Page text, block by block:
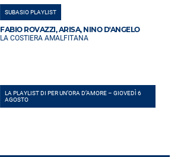
SUBASIO PLAYLIST
FABIO ROVAZZI, ARISA, NINO D'ANGELO
LA COSTIERA AMALFITANA
LA PLAYLIST DI PER UN’ORA D’AMORE – GIOVEDÌ 6
AGOSTO